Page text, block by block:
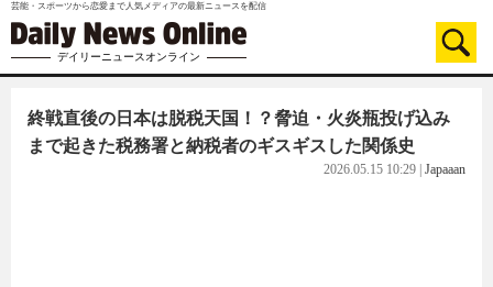
芸能・スポーツから恋愛まで人気メディアの最新ニュースを配信
デイリーニュースオンライン
終戦直後の日本は脱税天国！？脅迫・火炎瓶投げ込み
まで起きた税務署と納税者のギスギスした関係史
2026.05.15 10:29 Japaaan